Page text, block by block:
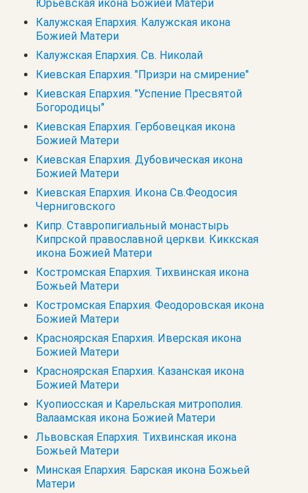
Юрьевская икона Божией Матери
Калужская Епархия. Калужская икона
Божией Матери
Калужская Епархия. Св. Николай
Киевская Епархия. "Призри на смирение"
Киевская Епархия. "Успение Пресвятой
Богородицы"
Киевская Епархия. Гербовецкая икона
Божией Матери
Киевская Епархия. Дубовическая икона
Божией Матери
Киевская Епархия. Икона Св.Феодосия
Черниговского
Кипр. Cтавропигиальный монастырь
Кипрской православной церкви. Киккская
икона Божией Матери
Костромская Епархия. Тихвинская икона
Божьей Матери
Костромская Епархия. Феодоровская икона
Божией Матери
Красноярская Епархия. Иверская икона
Божией Матери
Красноярская Епархия. Казанская икона
Божией Матери
Куопиосская и Карельская митрополия.
Валаамская икона Божией Матери
Львовская Епархия. Тихвинская икона
Божьей Матери
Минская Епархия. Барская икона Божьей
Матери